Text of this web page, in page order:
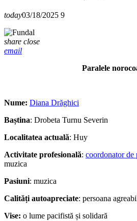
today03/18/2025 9
share close
email
Paralele
Nume: Diana Drăghici
Baștina: Drobeta Turnu Severin
Localitatea actuală: Huy
Activitate profesională: coordonator de
muzica
Pasiuni: muzica
Calități autoapreciate: persoana
Vise: o lume pacifistă și solidară